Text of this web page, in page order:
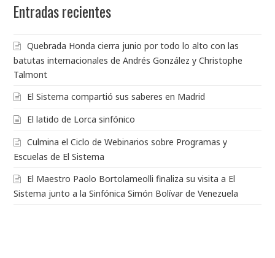
Entradas recientes
Quebrada Honda cierra junio por todo lo alto con las
batutas internacionales de Andrés González y Christophe
Talmont
El Sistema compartió sus saberes en Madrid
El latido de Lorca sinfónico
Culmina el Ciclo de Webinarios sobre Programas y
Escuelas de El Sistema
El Maestro Paolo Bortolameolli finaliza su visita a El
Sistema junto a la Sinfónica Simón Bolívar de Venezuela